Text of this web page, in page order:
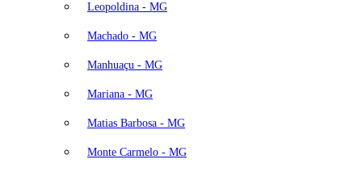
Leopoldina - MG
Machado - MG
Manhuaçu - MG
Mariana - MG
Matias Barbosa - MG
Monte Carmelo - MG